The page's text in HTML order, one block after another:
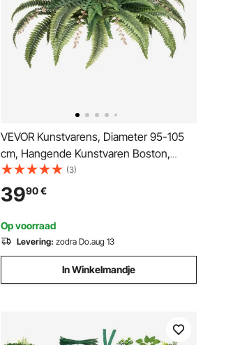
VEVOR Kunstvarens, Diameter 95-105
cm, Hangende Kunstvaren Boston,
Plantenwanddecoratie met 80 Takken &
Bloempot, Kunstvaren voor Huis,
Kantoor & Buiten
(3)
3990€
Op voorraad
Levering: zodra Do.aug 13
In Winkelmandje